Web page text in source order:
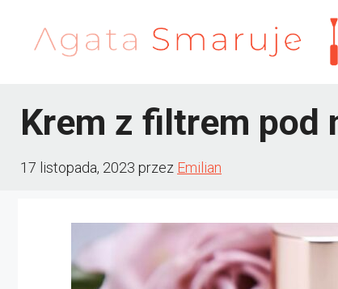
Krem z filtrem pod
17 listopada, 2023 przez Emilian